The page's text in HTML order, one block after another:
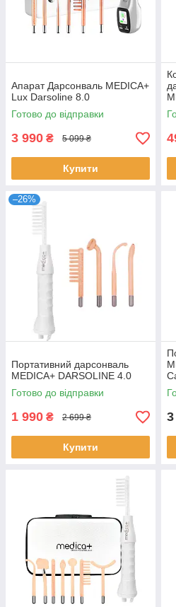
Апарат Дарсонваль MEDICA+
Lux Darsoline 8.0
Готово до відправки
3 990 ₴ 5 099 ₴
Купити
–26%
Портативний дарсонваль
MEDICA+ DARSOLINE 4.0
Готово до відправки
1 990 ₴ 2 699 ₴
Купити